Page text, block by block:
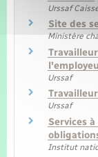
Urssaf
Site des
Ministère
Urssaf
Urssaf
Services
Institut